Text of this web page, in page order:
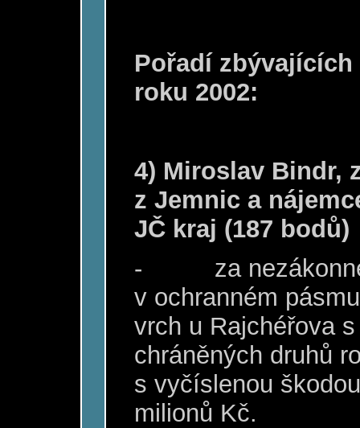
Pořadí
roku 2002:
4) Miroslav Bindr,
z Jemnic a
JČ kraj (187 bodů)
-
za
v ochranném
vrch u Rajchéřova
chráněných druhů
s vyčíslenou
milionů Kč.